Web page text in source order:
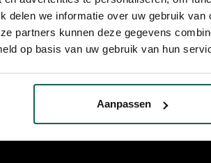
delen we informatie over uw gebruik
partners kunnen deze gegevens
op basis van uw gebruik van hun
Aanpassen
Kingma